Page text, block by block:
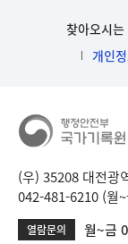
찾아오시는
개인
(우) 35208 대전광
042-481-6210 (월
열람문의 월~금